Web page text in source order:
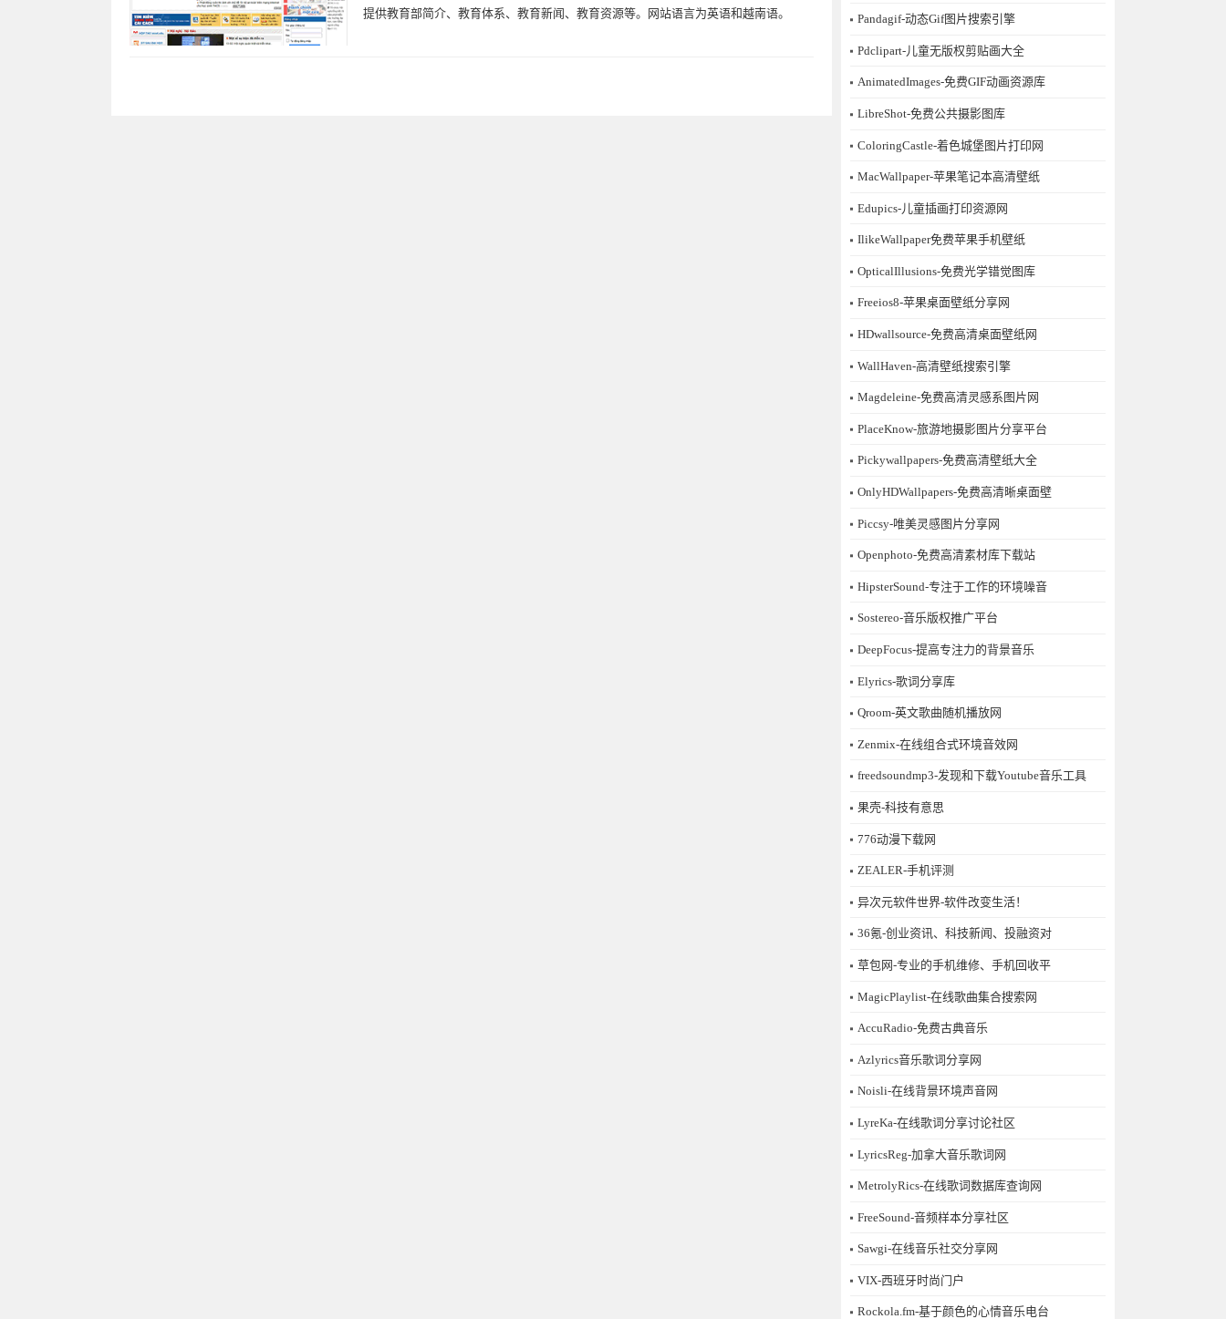
提供教育部简介、教育体系、教育新闻、教育资源等。网站语言为英语和越南语。
Pandagif-动态Gif图片搜索引擎
Pdclipart-儿童无版权剪贴画大全
AnimatedImages-免费GIF动画资源库
LibreShot-免费公共摄影图库
ColoringCastle-着色城堡图片打印网
MacWallpaper-苹果笔记本高清壁纸
Edupics-儿童插画打印资源网
IlikeWallpaper免费苹果手机壁纸
OpticalIllusions-免费光学错觉图库
Freeios8-苹果桌面壁纸分享网
HDwallsource-免费高清桌面壁纸网
WallHaven-高清壁纸搜索引擎
Magdeleine-免费高清灵感系图片网
PlaceKnow-旅游地摄影图片分享平台
Pickywallpapers-免费高清壁纸大全
OnlyHDWallpapers-免费高清晰桌面壁
Piccsy-唯美灵感图片分享网
Openphoto-免费高清素材库下载站
HipsterSound-专注于工作的环境噪音
Sostereo-音乐版权推广平台
DeepFocus-提高专注力的背景音乐
Elyrics-歌词分享库
Qroom-英文歌曲随机播放网
Zenmix-在线组合式环境音效网
freedsoundmp3-发现和下载Youtube音乐工具
果壳-科技有意思
776动漫下载网
ZEALER-手机评测
异次元软件世界-软件改变生活！
36氪-创业资讯、科技新闻、投融资对
草包网-专业的手机维修、手机回收平
MagicPlaylist-在线歌曲集合搜索网
AccuRadio-免费古典音乐
Azlyrics音乐歌词分享网
Noisli-在线背景环境声音网
LyreKa-在线歌词分享讨论社区
LyricsReg-加拿大音乐歌词网
MetrolyRics-在线歌词数据库查询网
FreeSound-音频样本分享社区
Sawgi-在线音乐社交分享网
​VIX-西班牙时尚门户
Rockola.fm-基于颜色的心情音乐电台